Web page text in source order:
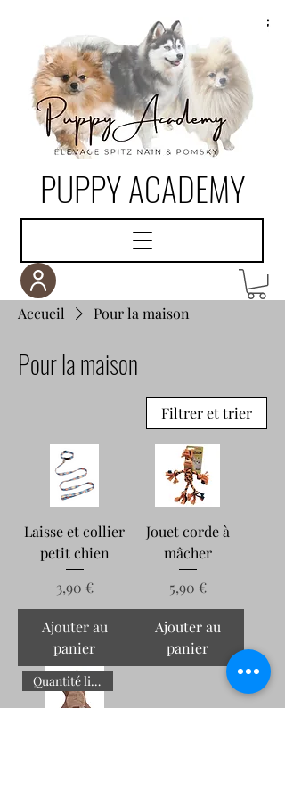
PUPPY ACADEMY
Accueil Pour la maison
Pour la maison
Filtrer et trier
Laisse et collier
petit chien
Prix
3,90 €
Ajouter au
panier
Jouet corde à
mâcher
Prix
5,90 €
Ajouter au
panier
Quantité limitée